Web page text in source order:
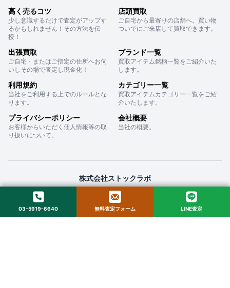
高く売るコツ
少し意識するだけで査定がアップす
るかもしれません！その方法を伝
授！
店頭買取
ご自宅から最寄りの店舗へ。買い物
ついでにご来店して買取できます。
出張買取
ご自宅・またはご指定の住所へお伺
いしその場で査定し現金化！
ブランド一覧
買取アイテム銘柄一覧をご紹介いた
します。
利用規約
当社をご利用する上でのルールとな
ります。
カテゴリー一覧
買取アイテムカテゴリー一覧をご紹
介いたします。
プライバシーポリシー
お客様からいただく個人情報等の取
り扱いについて。
会社概要
当社の概要。
株式会社ストックラボ
〒160-0022 東京都新宿区新宿２丁目１２−１６ セントフォービル ２０３
© 2025 StockLab. All Rights Reserved.
03-5919-6640 無料査定フォーム LINE査定